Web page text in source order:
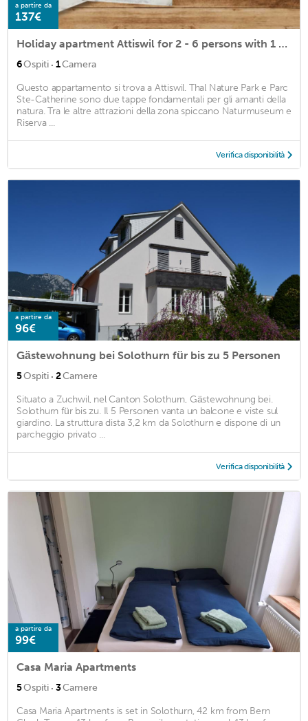
a partire da
137€
Holiday apartment Attiswil for 2 - 6 persons with 1 bedroom - Farmhouse
6Ospiti · 1Camera
Questo appartamento si trova a Attiswil. Thal Nature Park e Parc
Ste-Catherine sono due tappe fondamentali per gli amanti della
natura. Tra le altre attrazioni della zona spiccano Naturmuseum e
Riserva ...
Verifica disponibilità
a partire da
96€
Gästewohnung bei Solothurn für bis zu 5 Personen
5Ospiti · 2Camere
Situato a Zuchwil, nel Canton Solothurn, Gästewohnung bei.
Solothurn für bis zu. Il 5 Personen vanta un balcone e viste sul
giardino. La struttura dista 3,2 km da Solothurn e dispone di un
parcheggio privato ...
Verifica disponibilità
a partire da
99€
Casa Maria Apartments
5Ospiti · 3Camere
Casa Maria Apartments is set in Solothurn, 42 km from Bern